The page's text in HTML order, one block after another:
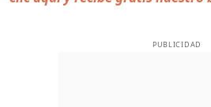
PUBLICIDAD